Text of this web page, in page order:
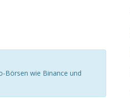
Börsen wie Binance und